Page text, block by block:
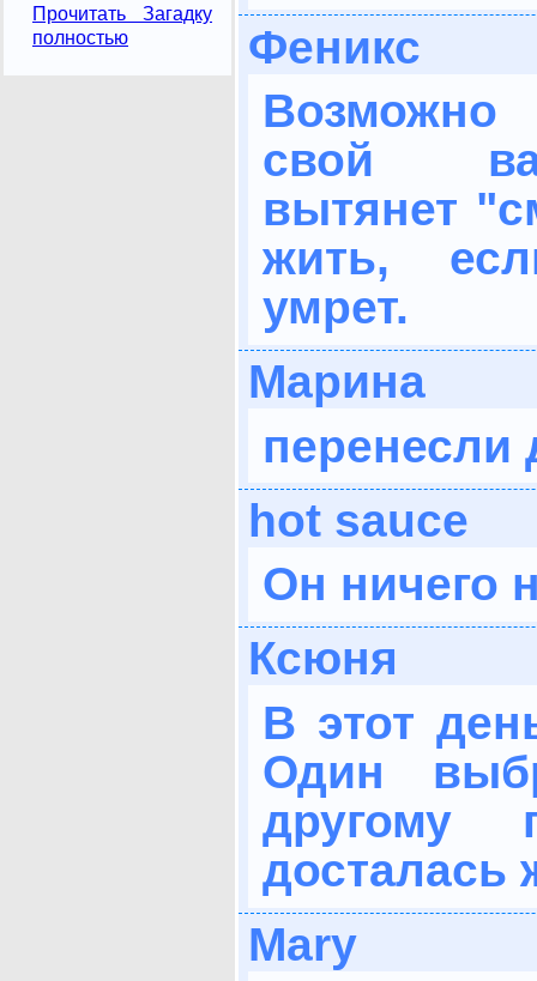
Прочитать Загадку
полностью
Феникс
свой
вытянет
жить,
умрет.
Марина
перенесли
hot sauce
Он ничего
Ксюня
В этот
Один
другому
досталась
Mary